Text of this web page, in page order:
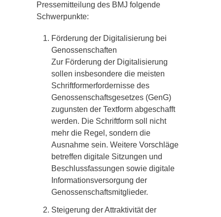
Pressemitteilung des BMJ folgende
Schwerpunkte:
Förderung der Digitalisierung bei
Genossenschaften
Zur Förderung der Digitalisierung
sollen insbesondere die meisten
Schriftformerfordernisse des
Genossenschaftsgesetzes (GenG)
zugunsten der Textform abgeschafft
werden. Die Schriftform soll nicht
mehr die Regel, sondern die
Ausnahme sein. Weitere Vorschläge
betreffen digitale Sitzungen und
Beschlussfassungen sowie digitale
Informationsversorgung der
Genossenschaftsmitglieder.
Steigerung der Attraktivität der